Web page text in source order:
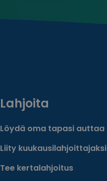
Lahjoita
Löydä oma tapasi auttaa
Liity kuukausilahjoittajaksi
Tee kertalahjoitus